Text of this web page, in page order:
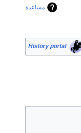
مساعدة
History portal